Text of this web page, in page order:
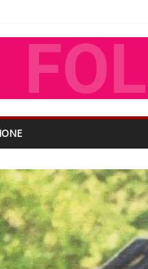
Qeriqi Dega e invalidëve në